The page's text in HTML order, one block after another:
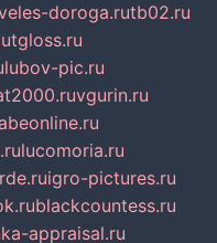
doroga.rutb02.ru
lubov-pic.ru
vgurin.ru
lucomoria.ru
igro-pictures.ru
blackcountess.ru
appraisal.ru